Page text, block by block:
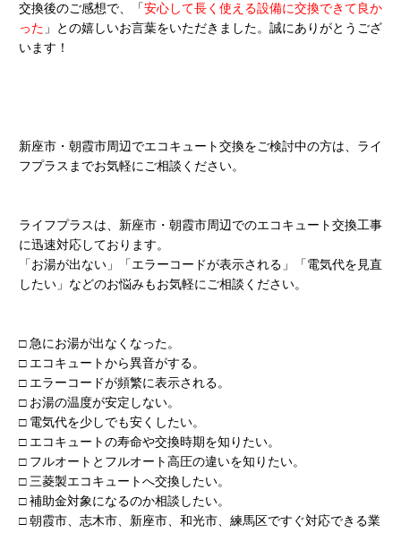
交換後のご感想で、 「安心して長く使える設備に交換できて良か
った 」との嬉しいお言葉をいただきました。誠にありがとうござ
います！
新座市・朝霞市周辺でエコキュート交換をご検討中の方は、ライ
フプラスまでお気軽にご相談ください。
ライフプラスは、新座市・朝霞市周辺でのエコキュート交換工事
に迅速対応しております。
「お湯が出ない」「エラーコードが表示される」「電気代を見直
したい」などのお悩みもお気軽にご相談ください。
□ 急にお湯が出なくなった。
□ エコキュートから異音がする。
□ エラーコードが頻繁に表示される。
□ お湯の温度が安定しない。
□ 電気代を少しでも安くしたい。
□ エコキュートの寿命や交換時期を知りたい。
□ フルオートとフルオート高圧の違いを知りたい。
□ 三菱製エコキュートへ交換したい。
□ 補助金対象になるのか相談したい。
□ 朝霞市、志木市、新座市、和光市、練馬区ですぐ対応できる業